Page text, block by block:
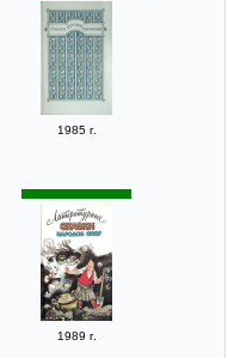
1985 г.
1989 г.